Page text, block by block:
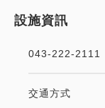
設施資訊
043-222-2111
交通方式